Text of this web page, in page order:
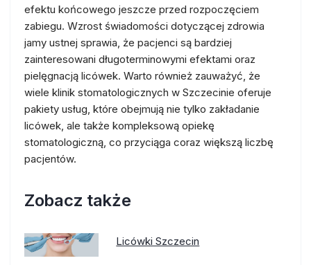
efektu końcowego jeszcze przed rozpoczęciem
zabiegu. Wzrost świadomości dotyczącej zdrowia
jamy ustnej sprawia, że pacjenci są bardziej
zainteresowani długoterminowymi efektami oraz
pielęgnacją licówek. Warto również zauważyć, że
wiele klinik stomatologicznych w Szczecinie oferuje
pakiety usług, które obejmują nie tylko zakładanie
licówek, ale także kompleksową opiekę
stomatologiczną, co przyciąga coraz większą liczbę
pacjentów.
Zobacz także
Licówki Szczecin